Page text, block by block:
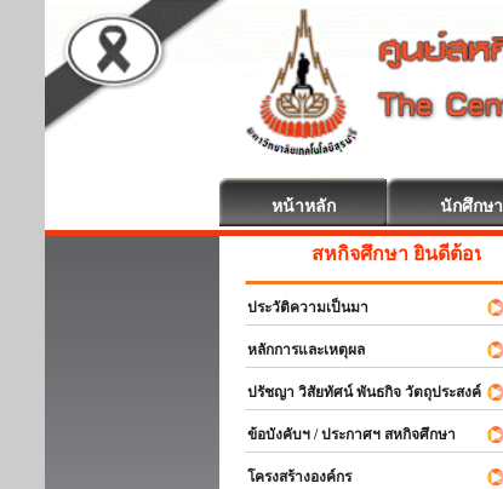
หน้าหลัก นักศึกษา
สหกิจศึกษา ยินดีต้อนรับ
ประวัติความเป็นมา
หลักการและเหตุผล
ปรัชญา วิสัยทัศน์ พันธกิจ วัตถุประสงค์
ข้อบังคับฯ / ประกาศฯ สหกิจศึกษา
โครงสร้างองค์กร